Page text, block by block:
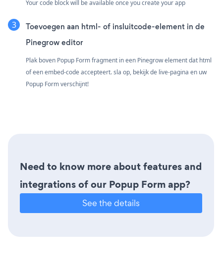
Your code block will be available once you create your app
Toevoegen aan html- of insluitcode-element in de
Pinegrow editor
Plak boven Popup Form fragment in een Pinegrow element dat html
of een embed-code accepteert. sla op, bekijk de live-pagina en uw
Popup Form verschijnt!
Need to know more about features and
integrations of our Popup Form app?
See the details